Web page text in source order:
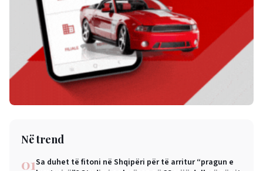
Në trend
01Sa duhet të fitoni në Shqipëri për të arritur “pragun e